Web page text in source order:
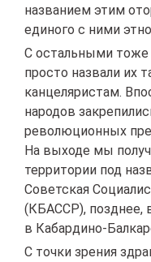
названием этим
единого с ними
С остальными тоже
просто назвали их
канцеляристам.
народов
революционных
На выходе мы
территории под
Советская
(КБАССР), позднее,
в Кабардино-
С точки зрения